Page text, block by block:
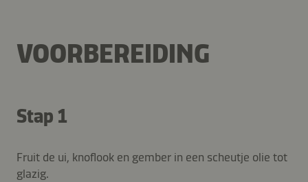
VOORBEREIDING
Stap 1
Fruit de ui, knoflook en gember in een scheutje olie tot
glazig.